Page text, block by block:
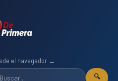
el navegador →
🔍